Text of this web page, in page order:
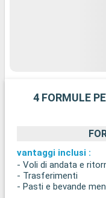
4 FORMULE
vantaggi inclusi :
- Voli di andata e
- Trasferimenti
- Pasti e bevande